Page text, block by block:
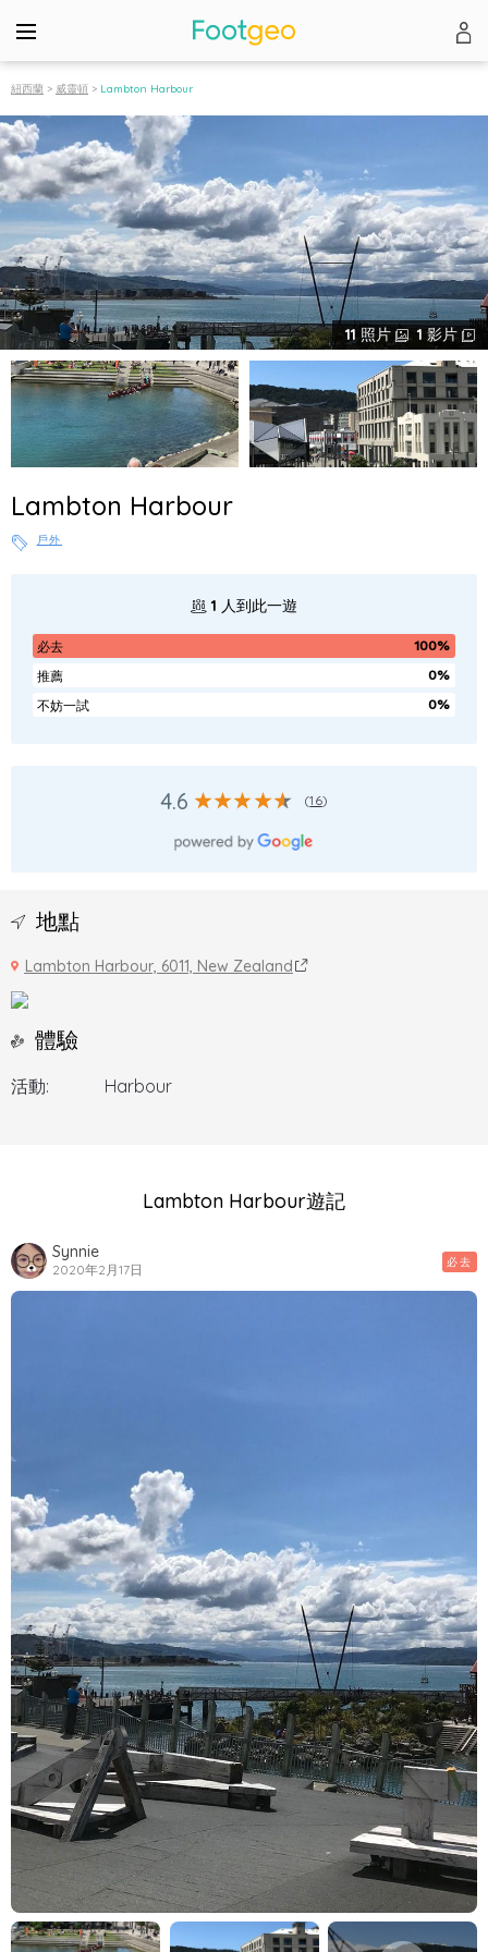
紐西蘭 > 威靈頓 > Lambton Harbour
11 照片 1 影片
Lambton Harbour
戶外
1 人到此一遊
必去
100%
推薦
0%
不妨一試
0%
4.6 (16)
地點
Lambton Harbour, 6011, New Zealand
體驗
活動: Harbour
Lambton Harbour遊記
Synnie
2020年2月17日 必去